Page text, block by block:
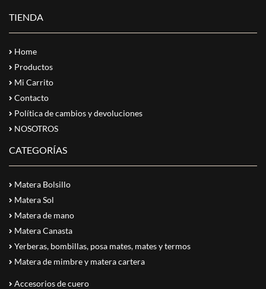
TIENDA
Home
Productos
Mi Carrito
Contacto
Política de cambios y devoluciones
NOSOTROS
CATEGORÍAS
Matera Bolsillo
Matera Sol
Matera de mano
Matera Canasta
Yerberas, bombillas, posa mates, mates y termos
Matera de mimbre y matera cartera
Accesorios de cuero